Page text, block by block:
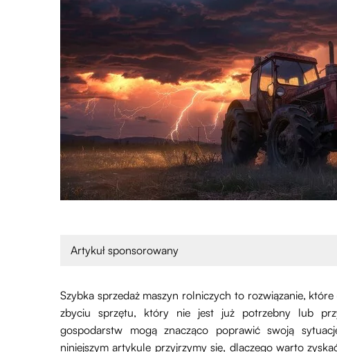
Artykuł sponsorowany
Szybka sprzedaż maszyn rolniczych to rozwiązanie,
zbyciu sprzętu, który nie jest już potrzebny lub
gospodarstw mogą znacząco poprawić swoją
niniejszym artykule przyjrzymy się, dlaczego warto